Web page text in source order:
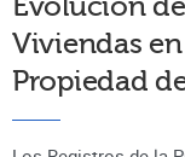
Viviendas
Propiedad